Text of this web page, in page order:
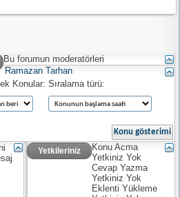
Bu forumun moderatörleri
Ramazan Tarhan
Konular: Sıralama türü:
Yetkileriniz
Konu Acma
YetkinizYok
Cevap Yazma
YetkinizYok
Eklenti Yükleme